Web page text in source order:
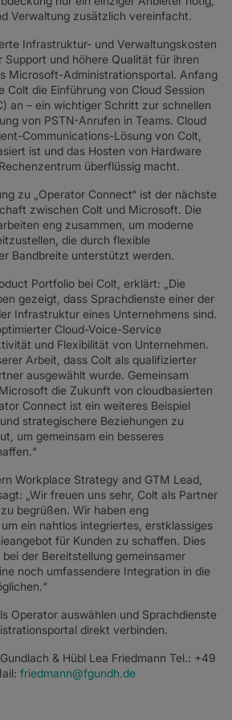
NETZWERKDIENSTE
Verwaltung zusätzlich vereinfacht.
Infrastruktur- und Verwaltungskosten
Support und höhere Qualität für ihren
Microsoft-Administrationsportal. Anfang
Colt die Einführung von Cloud Session
an – ein wichtiger Schritt zur schnellen
von PSTN-Anrufen in Teams. Cloud
Communications-Lösung von Colt,
ist und das Hosten von Hardware
überflüssig macht.
zu „Operator Connect“ ist der nächste
zwischen Colt und Microsoft. Die
eng zusammen, um moderne
die durch flexible
Bandbreite unterstützt werden.
Portfolio bei Colt, erklärt: „Die
gezeigt, dass Sprachdienste einer der
Infrastruktur eines Unternehmens sind.
Cloud-Voice-Service
und Flexibilität von Unternehmen.
Arbeit, dass Colt als qualifizierter
ausgewählt wurde. Gemeinsam
die Zukunft von cloudbasierten
Connect ist ein weiteres Beispiel
strategischere Beziehungen zu
um gemeinsam ein besseres
Workplace Strategy and GTM Lead,
„Wir freuen uns sehr, Colt als Partner
begrüßen. Wir haben eng
ein nahtlos integriertes, erstklassiges
für Kunden zu schaffen. Dies
der Bereitstellung gemeinsamer
noch umfassendere Integration in die
Operator auswählen und Sprachdienste
direkt verbinden.
& Hübl Lea Friedmann Tel.: +49
friedmann@fgundh.de